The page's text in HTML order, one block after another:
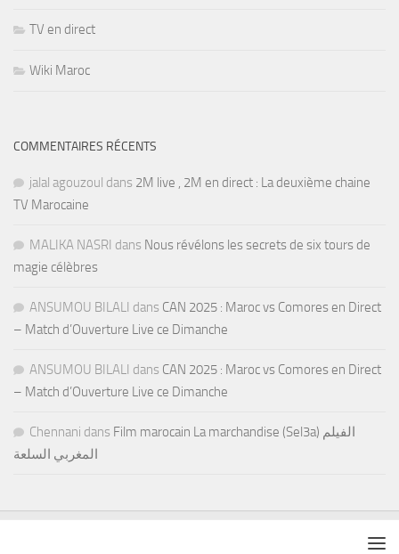
TV en direct
Wiki Maroc
COMMENTAIRES RÉCENTS
jalal agouzoul dans 2M live , 2M en direct : La deuxième chaine
TV Marocaine
MALIKA NASRI dans Nous révélons les secrets de six tours de
magie célèbres
ANSUMOU BILALI dans CAN 2025 : Maroc vs Comores en Direct
– Match d’Ouverture Live ce Dimanche
ANSUMOU BILALI dans CAN 2025 : Maroc vs Comores en Direct
– Match d’Ouverture Live ce Dimanche
Chennani dans Film marocain La marchandise (Sel3a) الفيلم
المغربي السلعة